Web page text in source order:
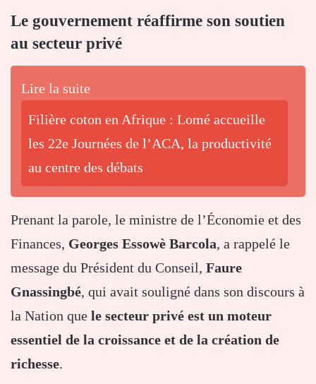
Le gouvernement réaffirme son soutien
au secteur privé
Lire la suite
Filière coton en Afrique : Lomé accueille
les 22e Journées de l’ACA, la productivité
au centre des débats
Prenant la parole, le ministre de l’Économie et des
Finances, Georges Essowè Barcola, a rappelé le
message du Président du Conseil, Faure
Gnassingbé, qui avait souligné dans son discours à
la Nation que le secteur privé est un moteur
essentiel de la croissance et de la création de
richesse.